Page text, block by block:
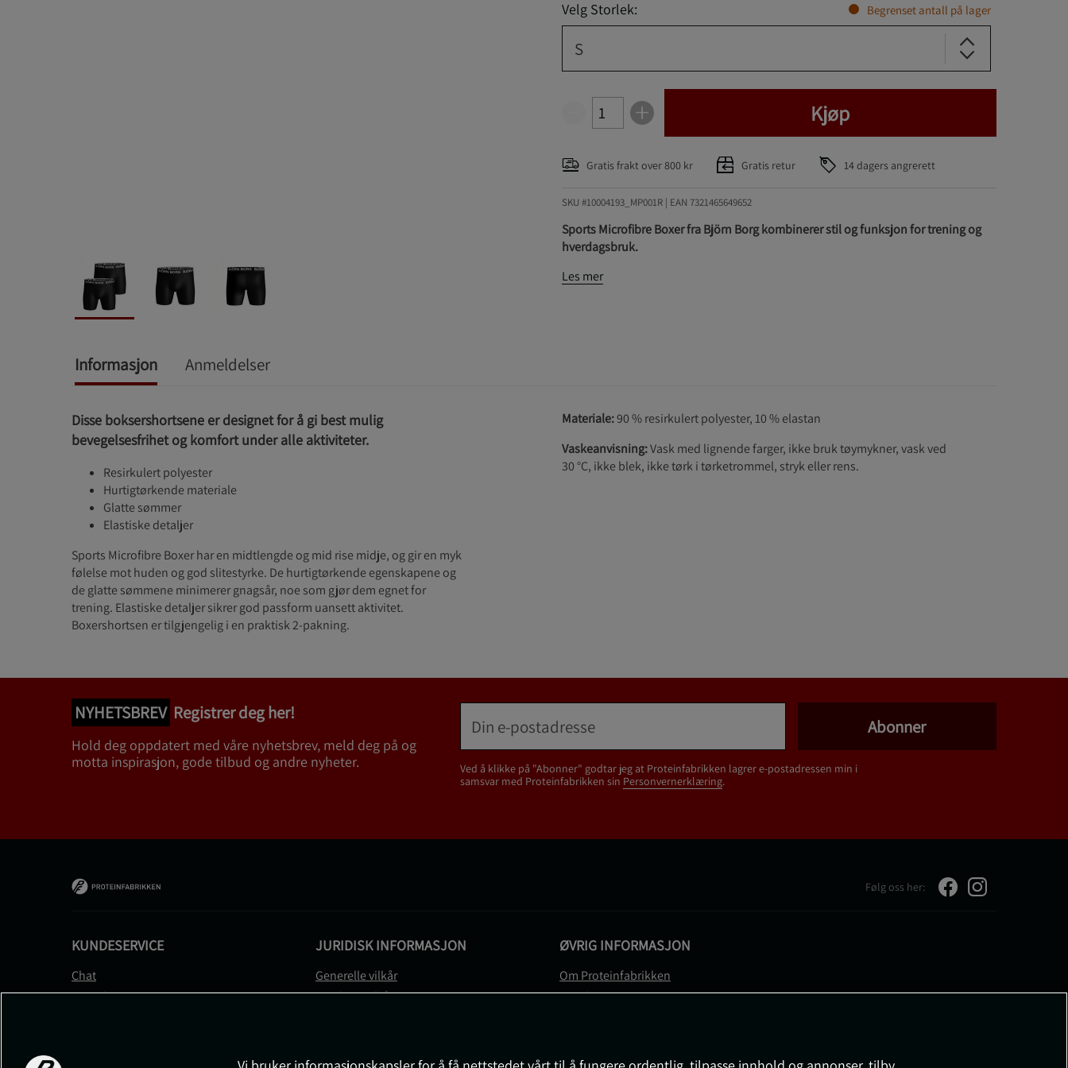
Velg Storlek: Begrenset antall på lager
S
Kjøp
Gratis frakt over 800 kr Gratis retur 14 dagers angrerett
SKU #10004193_MP001R | EAN 7321465649652
Sports Microfibre Boxer fra Björn Borg kombinerer stil og funksjon for trening og
hverdagsbruk.
Les mer
Informasjon Anmeldelser
Disse boksershortsene er designet for å gi best mulig
bevegelsesfrihet og komfort under alle aktiviteter.
Resirkulert polyester
Hurtigtørkende materiale
Glatte sømmer
Elastiske detaljer
Sports Microfibre Boxer har en midtlengde og mid rise midje, og gir en myk
følelse mot huden og god slitestyrke. De hurtigtørkende egenskapene og
de glatte sømmene minimerer gnagsår, noe som gjør dem egnet for
trening. Elastiske detaljer sikrer god passform uansett aktivitet.
Boxershortsen er tilgjengelig i en praktisk 2-pakning.
Materiale:90 % resirkulert polyester, 10 % elastan
Vaskeanvisning:Vask med lignende farger, ikke bruk tøymykner, vask ved
30 °C, ikke blek, ikke tørk i tørketrommel, stryk eller rens.
NYHETSBREV Registrer deg her!
Hold deg oppdatert med våre nyhetsbrev, meld deg på og
motta inspirasjon, gode tilbud og andre nyheter.
Ved å klikke på "Abonner" godtar jeg at Proteinfabrikken lagrer e-postadressen min i
samsvar med Proteinfabrikken sin Personvernerklæring.
Abonner
Følg oss her:
KUNDESERVICE
Chat
Kontakt
JURIDISK INFORMASJON
Generelle vilkår
Betalingsvilkår
Medlemsvilkår
ØVRIG INFORMASJON
Om Proteinfabrikken
Gavekort